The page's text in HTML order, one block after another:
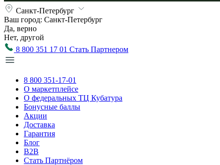
Санкт-Петербург
Ваш город: Санкт-Петербург
Да, верно
Нет, другой
8 800 351 17 01 Стать Партнером
8 800 351-17-01
О маркетплейсе
О федеральных ТЦ Кубатура
Бонусные баллы
Акции
Доставка
Гарантия
Блог
B2B
Стать Партнёром